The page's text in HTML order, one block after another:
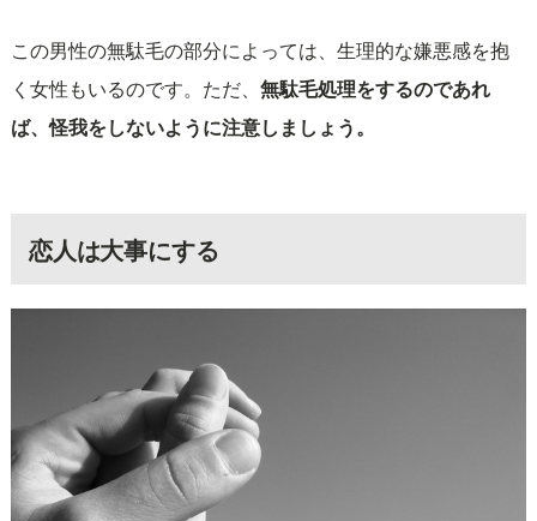
この男性の無駄毛の部分によっては、生理的な嫌悪感を抱
く女性もいるのです。ただ、 無駄毛処理をするのであれ
ば、怪我をしないように注意しましょう。
恋人は大事にする